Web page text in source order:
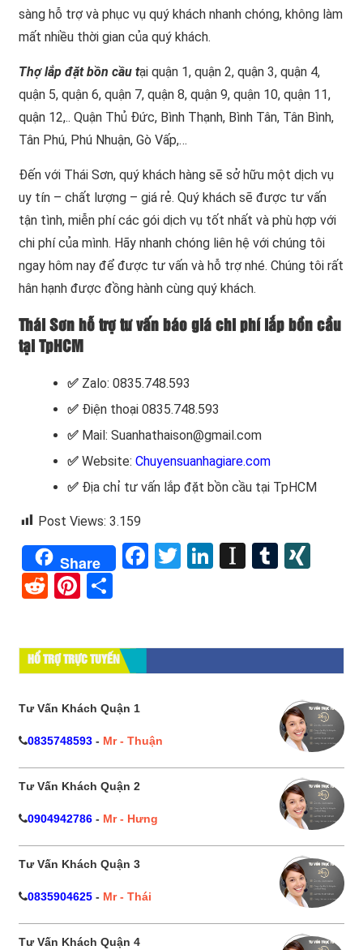
sàng hỗ trợ và phục vụ quý khách nhanh chóng, không làm
mất nhiều thời gian của quý khách.
Thợ lắp đặt bồn cầu tại quận 1, quận 2, quận 3, quận 4,
quận 5, quận 6, quận 7, quận 8, quận 9, quận 10, quận 11,
quận 12,.. Quận Thủ Đức, Bình Thạnh, Bình Tân, Tân Bình,
Tân Phú, Phú Nhuận, Gò Vấp,…
Đến với Thái Sơn, quý khách hàng sẽ sở hữu một dịch vụ
uy tín – chất lượng – giá rẻ. Quý khách sẽ được tư vấn
tận tình, miễn phí các gói dịch vụ tốt nhất và phù hợp với
chi phí của mình. Hãy nhanh chóng liên hệ với chúng tôi
ngay hôm nay để được tư vấn và hỗ trợ nhé. Chúng tôi rất
hân hạnh được đồng hành cùng quý khách.
Thái Sơn hỗ trợ tư vấn báo giá chi phí lắp bồn cầu
tại TpHCM
✅ Zalo: 0835.748.593
✅ Điện thoại 0835.748.593
✅ Mail: Suanhathaison@gmail.com
✅ Website: Chuyensuanhagiare.com
✅ Địa chỉ tư vấn lắp đặt bồn cầu tại TpHCM
Post Views: 3.159
Share Facebook
TwitterLinkedInTumblr
RedditPinterest
HỔ TRỢ TRỰC TUYẾN
Tư Vấn Khách Quận 1
0835748593 - Mr - Thuận
Tư Vấn Khách Quận 2
0904942786 - Mr - Hưng
Tư Vấn Khách Quận 3
0835904625 - Mr - Thái
Tư Vấn Khách Quận 4